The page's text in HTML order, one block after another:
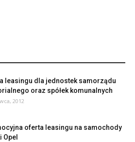
leasingu dla jednostek samorządu
oraz spółek komunalnych
2012
oferta leasingu na samochody
Opel